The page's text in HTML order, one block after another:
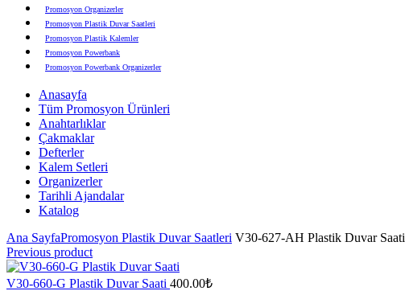
Promosyon Organizerler
Promosyon Plastik Duvar Saatleri
Promosyon Plastik Kalemler
Promosyon Powerbank
Promosyon Powerbank Organizerler
Promosyon Şapka
Promosyon Sekreter Bloknotlar
Promosyon Seramik ve Porselen Ürünler
Promosyon Speakerlar
Promosyon Tarihli Ajandalar
Promosyon Teknoloji Ürünleri
Promosyon Telefon Standları
Promosyon Termoslar
Promosyon Tişörtler
Anasayfa
Tüm Promosyon Ürünleri
Anahtarlıklar
Çakmaklar
Defterler
Kalem Setleri
Organizerler
Tarihli Ajandalar
Katalog
Ana SayfaPromosyon Plastik Duvar Saatleri V30-627-AH Plastik Duvar Saati
Previous product
V30-660-G Plastik Duvar Saati 400.00₺